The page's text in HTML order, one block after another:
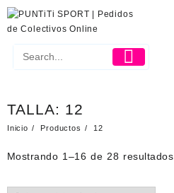
TALLA: 12
Inicio Productos 12
Mostrando 1–16 de 28 resultados